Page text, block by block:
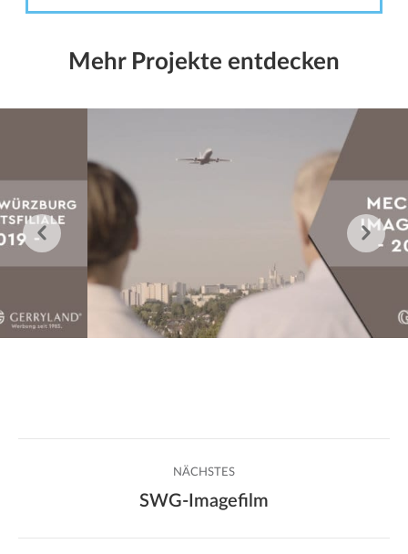
Mehr Projekte entdecken
navigation
NÄCHSTES
Next
SWG-Imagefilm